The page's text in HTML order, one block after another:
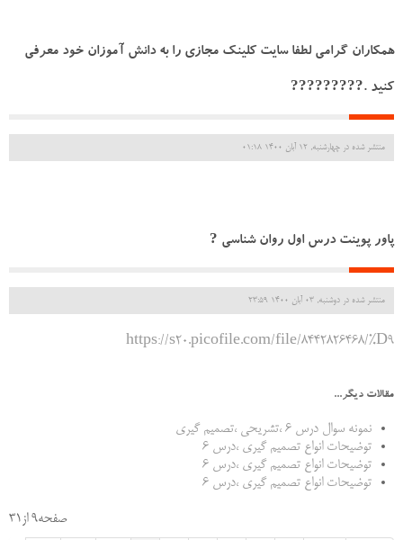
همکاران گرامی لطفا سایت کلینک مجازی را به دانش آموزان خود معرفی
کنید .????‍??‍??‍?
منتشر شده در چهارشنبه, 12 آبان 1400 01:18
پاور پوینت درس اول روان شناسی ?
منتشر شده در دوشنبه, 03 آبان 1400 23:59
https://s20.picofile.com/file/8442826468/%D9
مقالات دیگر...
نمونه سوال درس ۶ ،تشریحی ،تصمیم گیری
توضیحات انواع تصمیم گیری ،درس ۶
توضیحات انواع تصمیم گیری ،درس ۶
توضیحات انواع تصمیم گیری ،درس ۶
صفحه9 از31